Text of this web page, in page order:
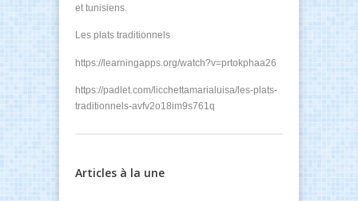
et tunisiens.
Les plats traditionnels
https://learningapps.org/watch?v=prtokphaa26
https://padlet.com/licchettamarialuisa/les-plats-
traditionnels-avfv2o18im9s761q
Articles à la une